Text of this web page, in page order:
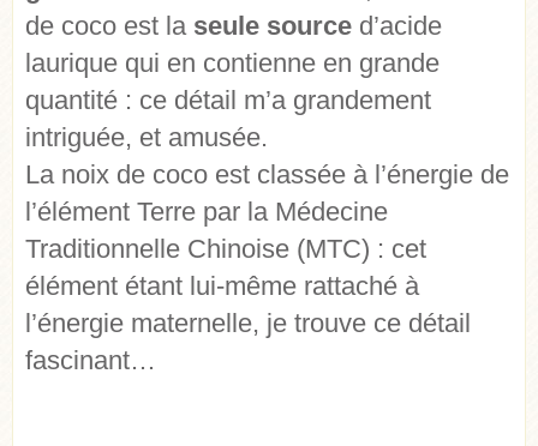
de coco est la seule source d’acide
laurique qui en contienne en grande
quantité : ce détail m’a grandement
intriguée, et amusée.
La noix de coco est classée à l’énergie de
l’élément Terre par la Médecine
Traditionnelle Chinoise (MTC) : cet
élément étant lui-même rattaché à
l’énergie maternelle, je trouve ce détail
fascinant…